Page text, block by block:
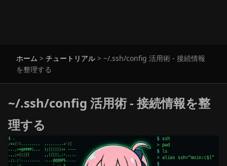
ホーム > チュートリアル > ~/.ssh/config 活用術 - 接続情報
を整理する
~/.ssh/config 活用術 - 接続情報を整
理する